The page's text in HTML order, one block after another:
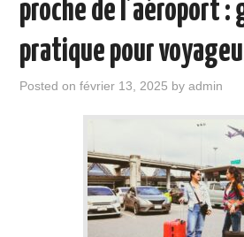
proche de l’aéroport :
pratique pour
Posted onfévrier 13, 2025 byadmin